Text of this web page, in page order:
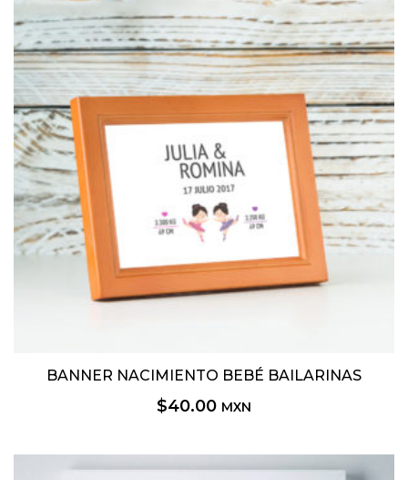
BANNER NACIMIENTO BEBÉ BAILARINAS
$40.00 MXN